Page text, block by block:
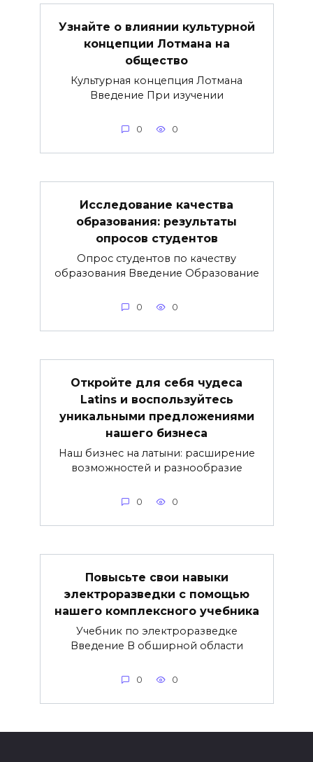
Узнайте о влиянии культурной
концепции Лотмана на
общество
Культурная концепция Лотмана
Введение При изучении
0 0
Исследование качества
образования: результаты
опросов студентов
Опрос студентов по качеству
образования Введение Образование
0 0
Откройте для себя чудеса
Latins и воспользуйтесь
уникальными предложениями
нашего бизнеса
Наш бизнес на латыни: расширение
возможностей и разнообразие
0 0
Повысьте свои навыки
электроразведки с помощью
нашего комплексного учебника
Учебник по электроразведке
Введение В обширной области
0 0